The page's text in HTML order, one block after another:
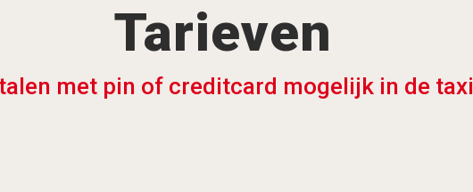
Tarieven
met pin of creditcard mogelijk in de taxi